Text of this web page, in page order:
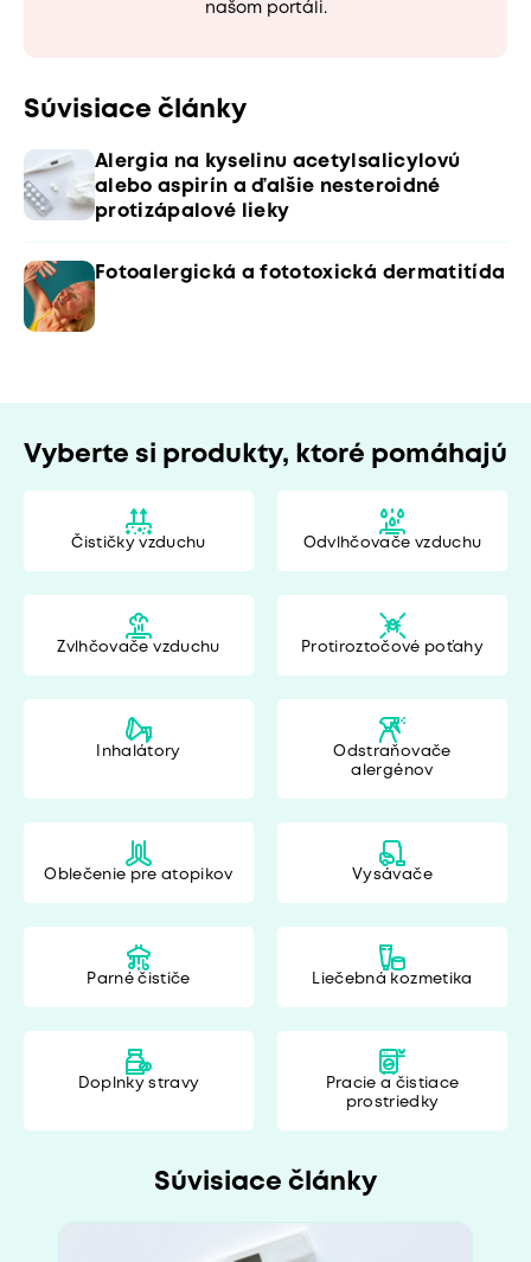
našom portáli.
Súvisiace články
Alergia na kyselinu acetylsalicylovú
alebo aspirín a ďalšie nesteroidné
protizápalové lieky
Fotoalergická a fototoxická dermatitída
Vyberte si produkty, ktoré pomáhajú
Čističky vzduchu Odvlhčovače vzduchu
Zvlhčovače vzduchu Protiroztočové poťahy
Inhalátory
Odstraňovače
alergénov
Oblečenie pre atopikov Vysávače
Parné čističe Liečebná kozmetika
Doplnky stravy
Pracie a čistiace
prostriedky
Súvisiace články